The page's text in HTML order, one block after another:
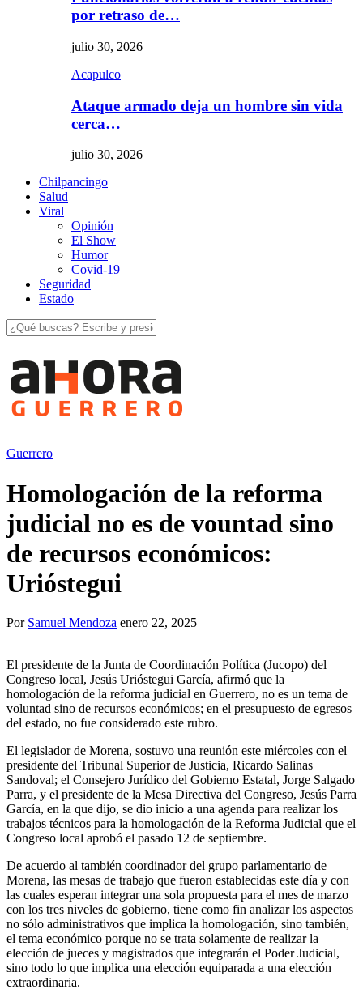
por retraso de…
julio 30, 2026
Acapulco
Ataque armado deja un hombre sin vida
cerca…
julio 30, 2026
Chilpancingo
Salud
Viral
Opinión
El Show
Humor
Covid-19
Seguridad
Estado
Guerrero
Homologación de la reforma
judicial no es de vountad sino
de recursos económicos:
Urióstegui
Por Samuel Mendoza enero 22, 2025
El presidente de la Junta de Coordinación Política (Jucopo) del
Congreso local, Jesús Urióstegui García, afirmó que la
homologación de la reforma judicial en Guerrero, no es un tema de
voluntad sino de recursos económicos; en el presupuesto de egresos
del estado, no fue considerado este rubro.
El legislador de Morena, sostuvo una reunión este miércoles con el
presidente del Tribunal Superior de Justicia, Ricardo Salinas
Sandoval; el Consejero Jurídico del Gobierno Estatal, Jorge Salgado
Parra, y el presidente de la Mesa Directiva del Congreso, Jesús Parra
García, en la que dijo, se dio inicio a una agenda para realizar los
trabajos técnicos para la homologación de la Reforma Judicial que el
Congreso local aprobó el pasado 12 de septiembre.
De acuerdo al también coordinador del grupo parlamentario de
Morena, las mesas de trabajo que fueron establecidas este día y con
las cuales esperan integrar una sola propuesta para el mes de marzo
con los tres niveles de gobierno, tiene como fin analizar los aspectos
no sólo administrativos que implica la homologación, sino también,
el tema económico porque no se trata solamente de realizar la
elección de jueces y magistrados que integrarán el Poder Judicial,
sino todo lo que implica una elección equiparada a una elección
extraordinaria.